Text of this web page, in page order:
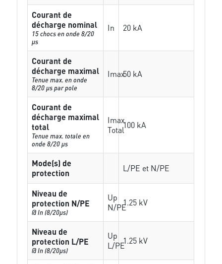
Courant de
décharge nominal
15 chocs en onde 8/20
µs
In 20 kA
Courant de
décharge maximal
Tenue max. en onde
8/20 µs par pole
Imax50 kA
Courant de
décharge maximal
total
Tenue max. totale en
onde 8/20 µs
Imax
Total100 kA
Mode(s) de
protection
L/PE et N/PE
Niveau de
protection N/PE
@ In (8/20µs)
Up
N/PE1.25 kV
Niveau de
protection L/PE
@ In (8/20µs)
Up
L/PE1.25 kV